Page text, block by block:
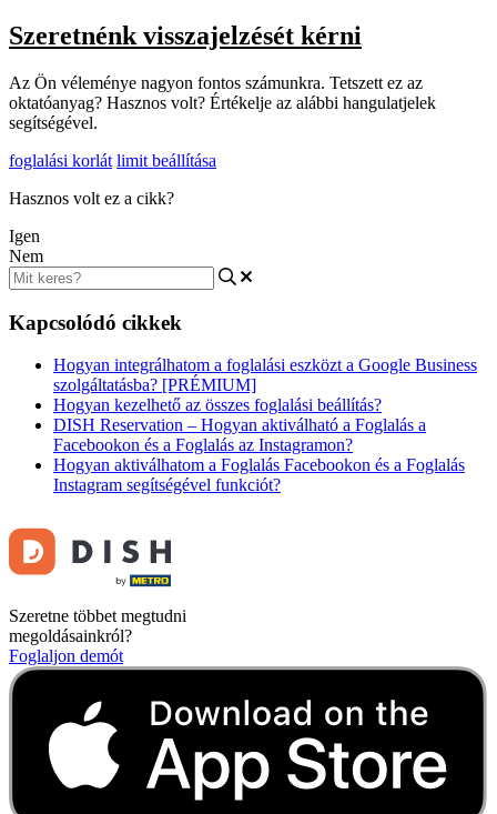
Szeretnénk visszajelzését kérni
Az Ön véleménye nagyon fontos számunkra. Tetszett ez az
oktatóanyag? Hasznos volt? Értékelje az alábbi hangulatjelek
segítségével.
foglalási korlát limit beállítása
Hasznos volt ez a cikk?
Igen
Nem
Kapcsolódó cikkek
Hogyan integrálhatom a foglalási eszközt a Google Business
szolgáltatásba? [PRÉMIUM]
Hogyan kezelhető az összes foglalási beállítás?
DISH Reservation – Hogyan aktiválható a Foglalás a
Facebookon és a Foglalás az Instagramon?
Hogyan aktiválhatom a Foglalás Facebookon és a Foglalás
Instagram segítségével funkciót?
Szeretne többet megtudni
megoldásainkról?
Foglaljon demót